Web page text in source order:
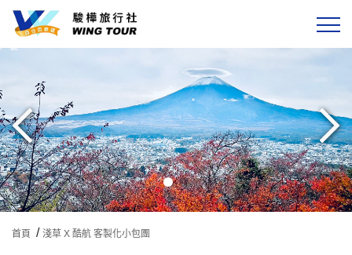
選單
國外旅遊
精選航空
旅遊天數
關於駿樺
客製專區
首頁 淺草 X 酷航 客製化小包團